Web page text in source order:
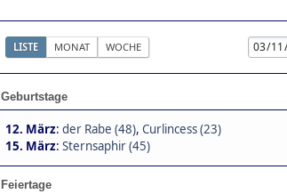
LISTE MONAT WOCHE
Geburtstage
12. März: der Rabe (48), Curlincess (23)
15. März: Sternsaphir (45)
Feiertage